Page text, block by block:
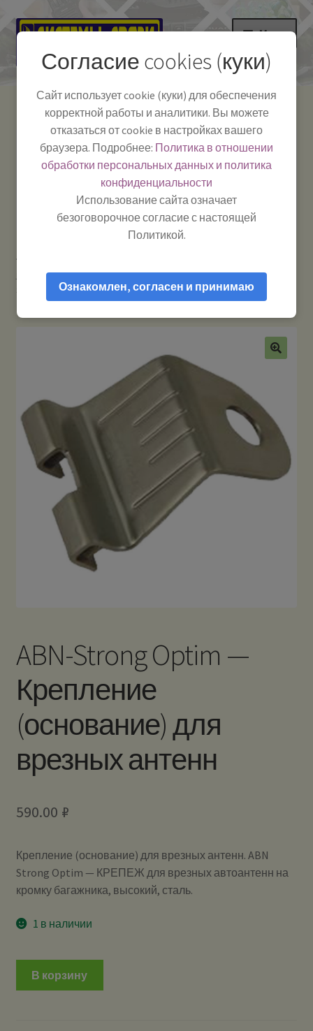
Перейти
навигации
Перейти
содержимому
Меню
Как пользоваться
Полезная информация
Мой аккаунт
Системы Связи:
г. Красноярск, ул.
Работаем:Пн-Пт:
10:00–18:00
-
Телефон:+7-
391-249-1040
Тел.|WA|Telegram:
+79029904090
кронштейны для антенн и держатели для гаджетов
ABN-
Strong Optim — Крепление (основание) для врезных антенн
ABN-Strong Optim —
Крепление
(основание) для
врезных антенн
590.00 ₽
Крепление (основание) для врезных антенн. ABN
Strong Optim — КРЕПЕЖ для врезных автоантенн на
кромку багажника, высокий, сталь.
1 в наличии
В корзину
Согласие cookies (куки)
Сайт использует cookie (куки) для обеспечения
корректной работы и аналитики. Вы можете
отказаться от cookie в настройках вашего
браузера. Подробнее: Политика в отношении
обработки персональных данных и политика
конфиденциальности
Использование сайта означает
безоговорочное согласие с настоящей
Политикой.
Ознакомлен, согласен и принимаю